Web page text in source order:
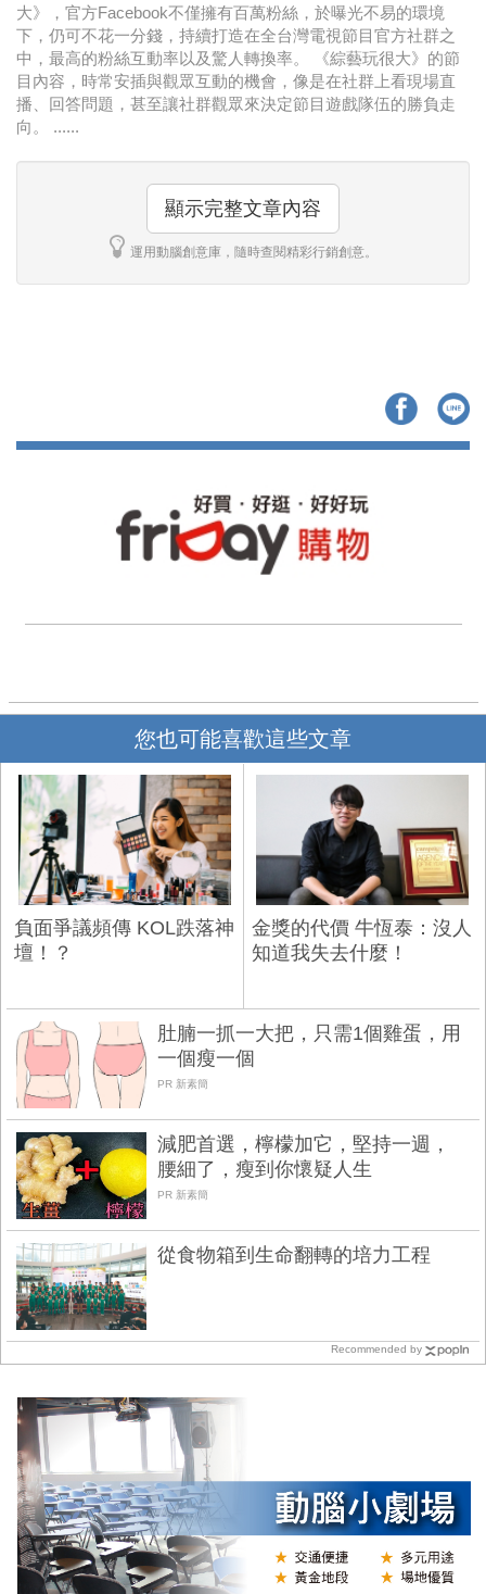
大》，官方Facebook不僅擁有百萬粉絲，於曝光不易的環境
下，仍可不花一分錢，持續打造在全台灣電視節目官方社群之
中，最高的粉絲互動率以及驚人轉換率。 《綜藝玩很大》的節
目內容，時常安插與觀眾互動的機會，像是在社群上看現場直
播、回答問題，甚至讓社群觀眾來決定節目遊戲隊伍的勝負走
向。 ......
顯示完整文章內容
運用動腦創意庫，隨時查閱精彩行銷創意。
您也可能喜歡這些文章
負面爭議頻傳 KOL跌落神
壇！？
金獎的代價 牛恆泰：沒人
知道我失去什麼！
肚腩一抓一大把，只需1個雞蛋，用
一個瘦一個
PR 新素簡
減肥首選，檸檬加它，堅持一週，
腰細了，瘦到你懷疑人生
PR 新素簡
從食物箱到生命翻轉的培力工程
Recommended by